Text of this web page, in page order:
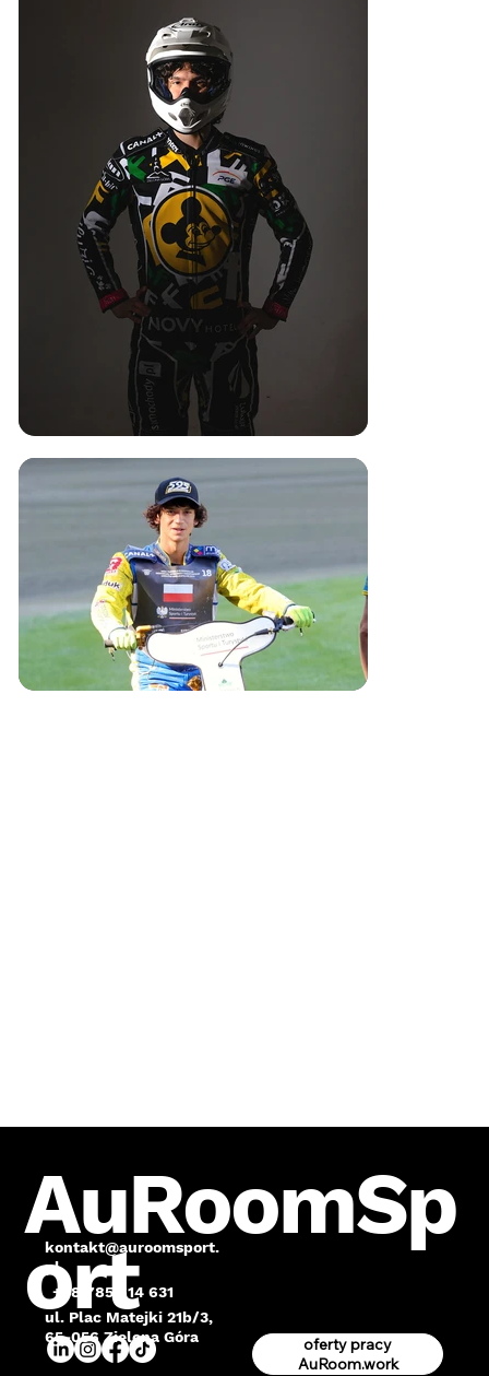
AuRoomSp
ort
kontakt@auroomsport.
pl
+48 785 614 631
ul. Plac Matejki 21b/3,
65-056 Zielona Góra
oferty pracy
AuRoom.work